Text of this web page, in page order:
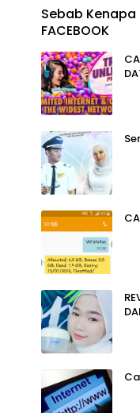
Sebab Kenapa
FACEBOOK